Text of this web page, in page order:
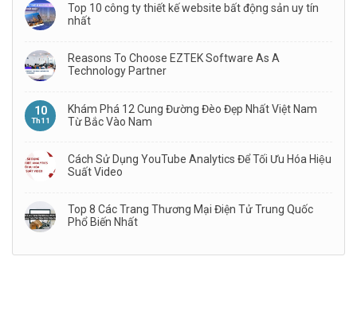
Top 10 công ty thiết kế website bất động sản uy tín
nhất
Reasons To Choose EZTEK Software As A
Technology Partner
10
Th11
Khám Phá 12 Cung Đường Đèo Đẹp Nhất Việt Nam
Từ Bắc Vào Nam
Cách Sử Dụng YouTube Analytics Để Tối Ưu Hóa Hiệu
Suất Video
Top 8 Các Trang Thương Mại Điện Tử Trung Quốc
Phổ Biến Nhất